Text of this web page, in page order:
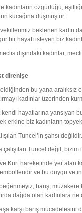
kadınların özgürlüğü,
kucağına düşmüştür.
beklenen kadın
bir hayatı isteyen biz
dışındaki kadınlar,
direnişe
bu yana aralıksız
kadınlar üzerinden
hayatlarına yansıyan
erkine biz kadınların
Tuncel’in şahsı
çalışılan Tuncel değil, bizim
Kürt hareketinde yer alan
ve bu duygu ve
barış,
dağda olan kadınlara
karşı barış